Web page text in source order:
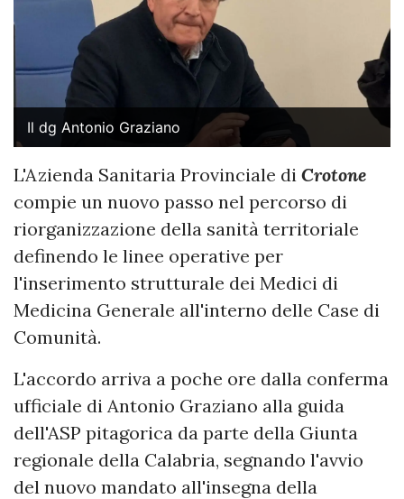
Il dg Antonio Graziano
L'Azienda Sanitaria Provinciale di Crotone
compie un nuovo passo nel percorso di
riorganizzazione della sanità territoriale
definendo le linee operative per
l'inserimento strutturale dei Medici di
Medicina Generale all'interno delle Case di
Comunità.
L'accordo arriva a poche ore dalla conferma
ufficiale di Antonio Graziano alla guida
dell'ASP pitagorica da parte della Giunta
regionale della Calabria, segnando l'avvio
del nuovo mandato all'insegna della